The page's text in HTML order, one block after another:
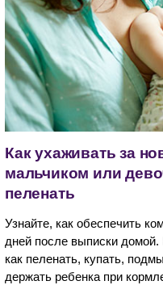
Как ухаживать за
мальчиком или
пеленать
Узнайте, как обеспечить
дней после выписки
как пеленать, купать,
держать ребенка при